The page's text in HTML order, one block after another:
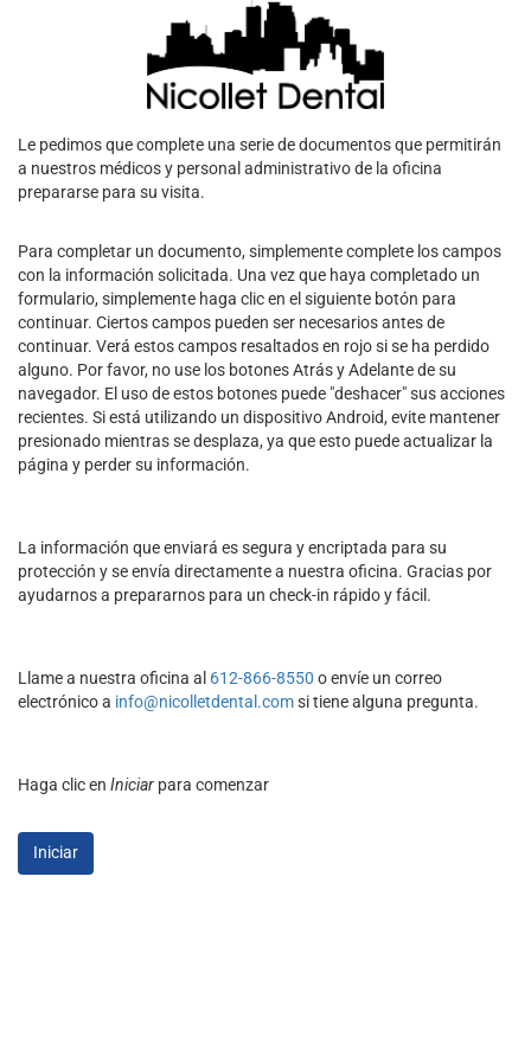
Le pedimos que complete una serie de documentos que permitirán
a nuestros médicos y personal administrativo de la oficina
prepararse para su visita.
Para completar un documento, simplemente complete los campos
con la información solicitada. Una vez que haya completado un
formulario, simplemente haga clic en el siguiente botón para
continuar. Ciertos campos pueden ser necesarios antes de
continuar. Verá estos campos resaltados en rojo si se ha perdido
alguno. Por favor, no use los botones Atrás y Adelante de su
navegador. El uso de estos botones puede "deshacer" sus acciones
recientes. Si está utilizando un dispositivo Android, evite mantener
presionado mientras se desplaza, ya que esto puede actualizar la
página y perder su información.
La información que enviará es segura y encriptada para su
protección y se envía directamente a nuestra oficina. Gracias por
ayudarnos a prepararnos para un check-in rápido y fácil.
Llame a nuestra oficina al 612-866-8550 o envíe un correo
electrónico a info@nicolletdental.comsi tiene alguna pregunta.
Haga clic en Iniciar para comenzar
Iniciar